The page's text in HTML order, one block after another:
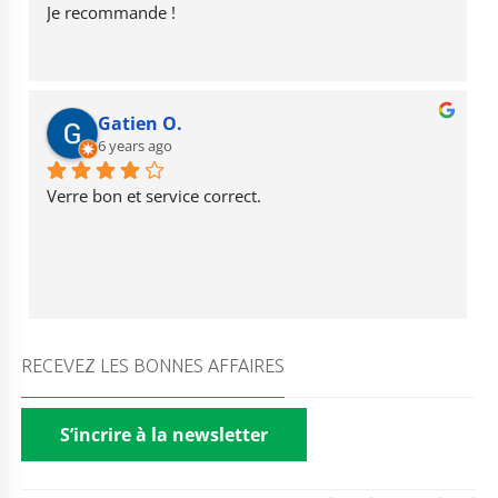
Je recommande !
Gatien O.
6 years ago
Verre bon et service correct.
RECEVEZ LES BONNES AFFAIRES
S’incrire à la newsletter